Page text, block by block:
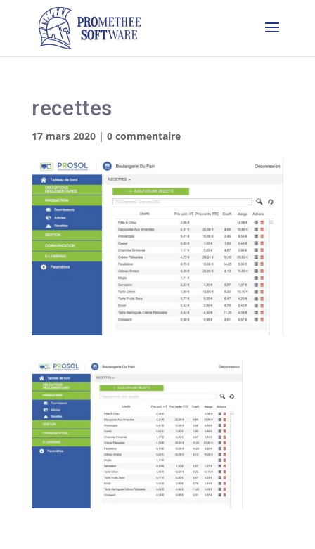
recettes
17 mars 2020| 0 commentaire